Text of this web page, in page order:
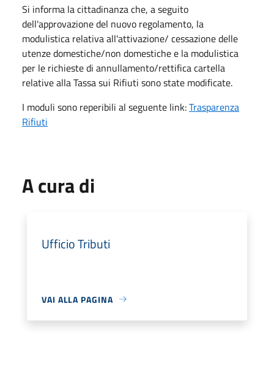
Si informa la cittadinanza che, a seguito
dell'approvazione del nuovo regolamento, la
modulistica relativa all'attivazione/ cessazione delle
utenze domestiche/non domestiche e la modulistica
per le richieste di annullamento/rettifica cartella
relative alla Tassa sui Rifiuti sono state modificate.
I moduli sono reperibili al seguente link:Trasparenza
Rifiuti
A cura di
Ufficio Tributi
VAI ALLA PAGINA